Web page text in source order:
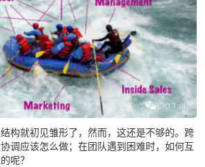
构就初见雏形了，然而，这还是不够的。跨
调应该怎么做；在团队遇到困难时，如何互
呢？